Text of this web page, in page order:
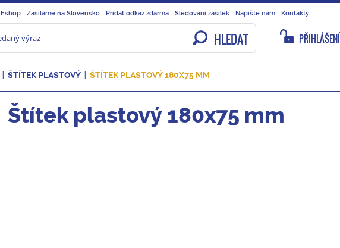
Eshop Zasíláme na Slovensko Přidat odkaz zdarma Sledování zásilek Napište nám Kontakty
HLEDAT PŘIHLÁŠENÍ
ŠTÍTEK PLASTOVÝ ŠTÍTEK PLASTOVÝ 180X75 MM
Štítek plastový 180x75 mm